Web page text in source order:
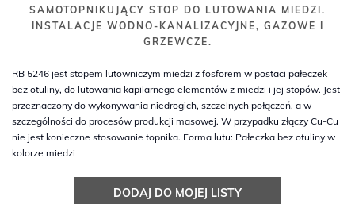
SAMOTOPNIKUJĄCY STOP DO LUTOWANIA MIEDZI.
INSTALACJE WODNO-KANALIZACYJNE, GAZOWE I
GRZEWCZE.
RB 5246 jest stopem lutowniczym miedzi z fosforem w postaci pałeczek
bez otuliny, do lutowania kapilarnego elementów z miedzi i jej stopów. Jest
przeznaczony do wykonywania niedrogich, szczelnych połączeń, a w
szczególności do procesów produkcji masowej. W przypadku złączy Cu-Cu
nie jest konieczne stosowanie topnika. Forma lutu: Pałeczka bez otuliny w
kolorze miedzi
DODAJ DO MOJEJ LISTY